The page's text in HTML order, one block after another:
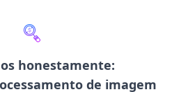
honestamente:
de imagem